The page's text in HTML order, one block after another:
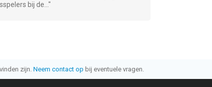
bij de... "
zijn. Neem contact op bij eventuele vragen.